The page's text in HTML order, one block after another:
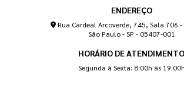
ENDEREÇO
Rua Cardeal Arcoverde, 745, Sala 706 -
São Paulo - SP - 05407-001
HORÁRIO DE ATENDIMENTO
Segunda à Sexta: 8:00h às 19:00h